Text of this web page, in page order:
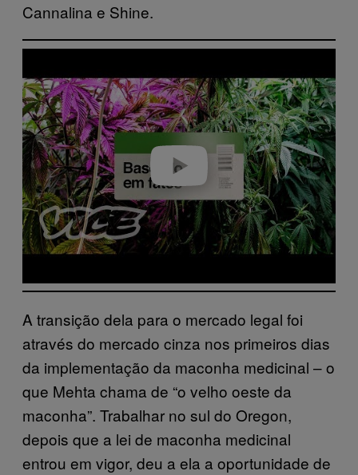
Cannalina e Shine.
Play video
A transição dela para o mercado legal foi
através do mercado cinza nos primeiros dias
da implementação da maconha medicinal – o
que Mehta chama de “o velho oeste da
maconha”. Trabalhar no sul do Oregon,
depois que a lei de maconha medicinal
entrou em vigor, deu a ela a oportunidade de